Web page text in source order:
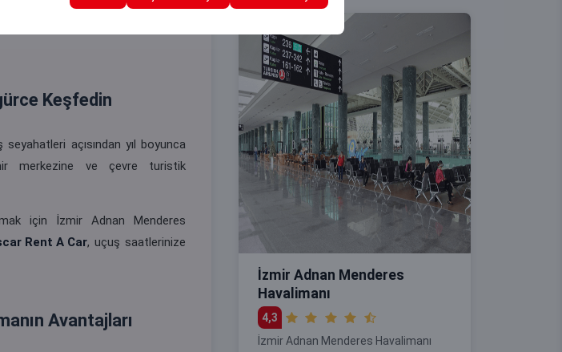
Keşfedin
açısından yıl boyunca
merkezine ve çevre turistik
için İzmir Adnan Menderes
Rent A Car, uçuş saatlerinize
Avantajları
İzmir Adnan Menderes
Havalimanı
4,3
İzmir Adnan Menderes Havalimanı